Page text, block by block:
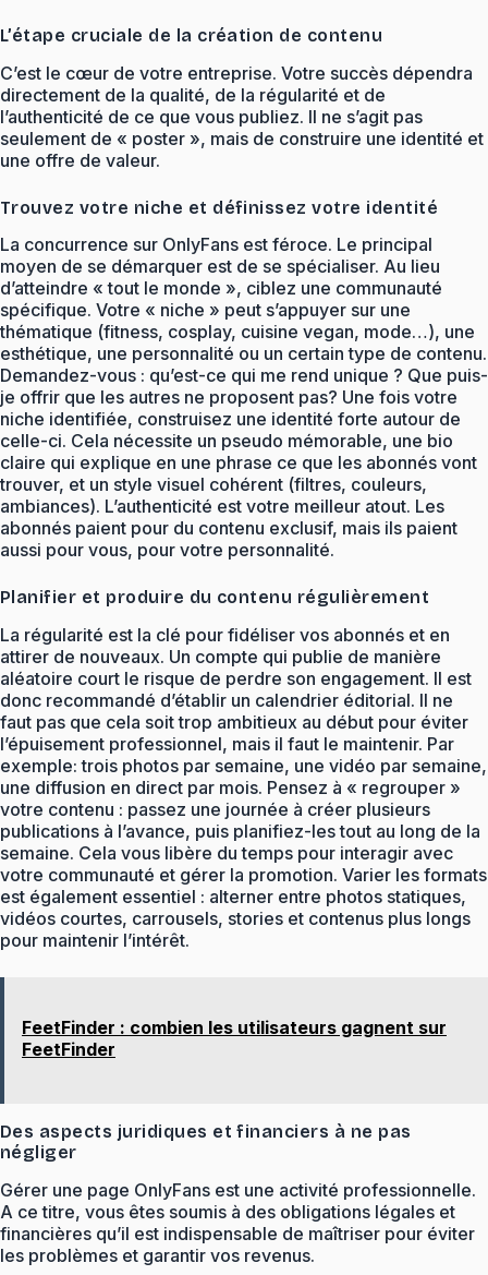
L’étape cruciale de la création de contenu
C’est le cœur de votre entreprise. Votre succès dépendra
directement de la qualité, de la régularité et de
l’authenticité de ce que vous publiez. Il ne s’agit pas
seulement de « poster », mais de construire une identité et
une offre de valeur.
Trouvez votre niche et définissez votre identité
La concurrence sur OnlyFans est féroce. Le principal
moyen de se démarquer est de se spécialiser. Au lieu
d’atteindre « tout le monde », ciblez une communauté
spécifique. Votre « niche » peut s’appuyer sur une
thématique (fitness, cosplay, cuisine vegan, mode…), une
esthétique, une personnalité ou un certain type de contenu.
Demandez-vous : qu’est-ce qui me rend unique ? Que puis-
je offrir que les autres ne proposent pas? Une fois votre
niche identifiée, construisez une identité forte autour de
celle-ci. Cela nécessite un pseudo mémorable, une bio
claire qui explique en une phrase ce que les abonnés vont
trouver, et un style visuel cohérent (filtres, couleurs,
ambiances). L’authenticité est votre meilleur atout. Les
abonnés paient pour du contenu exclusif, mais ils paient
aussi pour vous, pour votre personnalité.
Planifier et produire du contenu régulièrement
La régularité est la clé pour fidéliser vos abonnés et en
attirer de nouveaux. Un compte qui publie de manière
aléatoire court le risque de perdre son engagement. Il est
donc recommandé d’établir un calendrier éditorial. Il ne
faut pas que cela soit trop ambitieux au début pour éviter
l’épuisement professionnel, mais il faut le maintenir. Par
exemple: trois photos par semaine, une vidéo par semaine,
une diffusion en direct par mois. Pensez à « regrouper »
votre contenu : passez une journée à créer plusieurs
publications à l’avance, puis planifiez-les tout au long de la
semaine. Cela vous libère du temps pour interagir avec
votre communauté et gérer la promotion. Varier les formats
est également essentiel : alterner entre photos statiques,
vidéos courtes, carrousels, stories et contenus plus longs
pour maintenir l’intérêt.
FeetFinder : combien les utilisateurs gagnent sur
FeetFinder
Des aspects juridiques et financiers à ne pas
négliger
Gérer une page OnlyFans est une activité professionnelle.
A ce titre, vous êtes soumis à des obligations légales et
financières qu’il est indispensable de maîtriser pour éviter
les problèmes et garantir vos revenus.